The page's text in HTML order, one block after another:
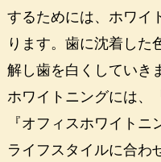
するためには、ホワイ
ります。歯に沈着した
解し歯を白くしていき
ホワイトニングには、
『オフィスホワイト
ライフスタイルに合わ